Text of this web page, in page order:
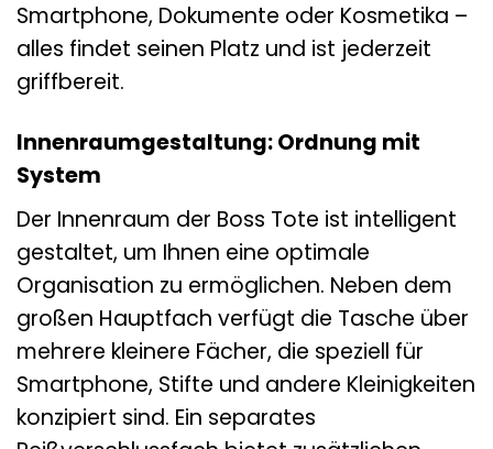
Smartphone, Dokumente oder Kosmetika –
alles findet seinen Platz und ist jederzeit
griffbereit.
Innenraumgestaltung: Ordnung mit
System
Der Innenraum der Boss Tote ist intelligent
gestaltet, um Ihnen eine optimale
Organisation zu ermöglichen. Neben dem
großen Hauptfach verfügt die Tasche über
mehrere kleinere Fächer, die speziell für
Smartphone, Stifte und andere Kleinigkeiten
konzipiert sind. Ein separates